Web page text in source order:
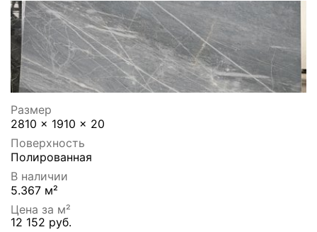
Размер
2810 x 1910 x 20
Поверхность
Полированная
В наличии
5.367 м²
Цена за м²
12 152 руб.